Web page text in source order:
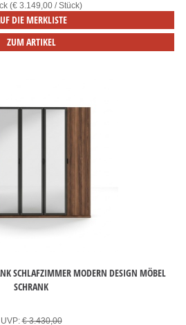
(€ 3.149,00 / Stück)
DIE MERKLISTE
ZUM ARTIKEL
SCHLAFZIMMER MODERN DESIGN MÖBEL
SCHRANK
UVP:€ 3.430,00